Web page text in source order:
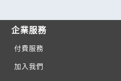
企業服務
付費服務
加入我們